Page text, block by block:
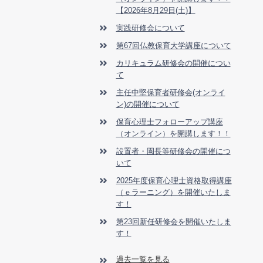
【2026年8月29日(土)】
実践研修会について
第67回仏教保育大学講座について
カリキュラム研修会の開催につい
て
主任中堅保育者研修会(オンライ
ン)の開催について
保育心理士フォローアップ講座
（オンライン）を開講します！！
設置者・園長等研修会の開催につ
いて
2025年度保育心理士資格取得講座
（ｅラーニング）を開催いたしま
す！
第23回新任研修会を開催いたしま
す！
過去一覧を見る